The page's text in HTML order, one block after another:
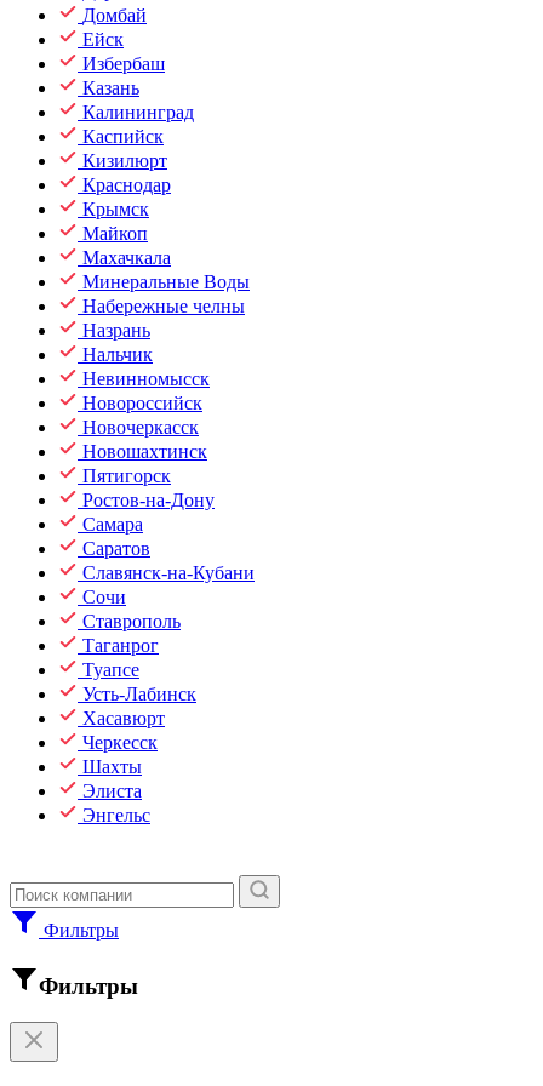
Домбай
Ейск
Избербаш
Казань
Калининград
Каспийск
Кизилюрт
Краснодар
Крымск
Майкоп
Махачкала
Минеральные Воды
Набережные челны
Назрань
Нальчик
Невинномысск
Новороссийск
Новочеркасск
Новошахтинск
Пятигорск
Ростов-на-Дону
Самара
Саратов
Славянск-на-Кубани
Сочи
Ставрополь
Таганрог
Туапсе
Усть-Лабинск
Хасавюрт
Черкесск
Шахты
Элиста
Энгельс
Фильтры
Фильтры